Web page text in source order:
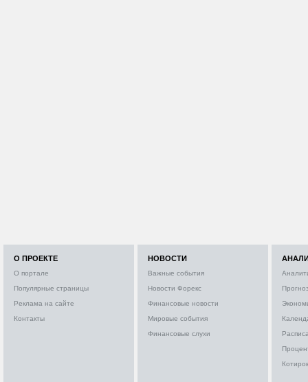
О ПРОЕКТЕ
О портале
Популярные страницы
Реклама на сайте
Контакты
НОВОСТИ
Важные события
Новости Форекс
Финансовые новости
Мировые события
Финансовые слухи